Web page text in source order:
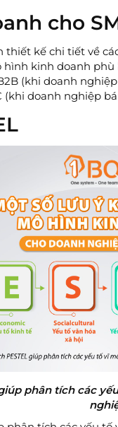
cho
kế chi tiết về
hình kinh doanh
(khi doanh
(khi doanh nghiệp
phân tích các